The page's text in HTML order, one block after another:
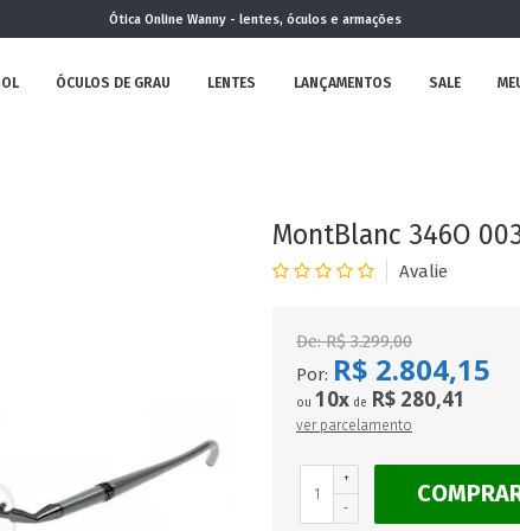
Ótica Online Wanny - lentes, óculos e armações
ÓCULOS DE GRAU LENTES LANÇAMENTOS SALE
COLEÇÃO
REDONDOS CLÁSSICO
MontBlanc 346O
De:R$ 3.299,00
Por: R$ 2.804,15
ou 10x de R$ 280,41
ver parcelamento
+
-